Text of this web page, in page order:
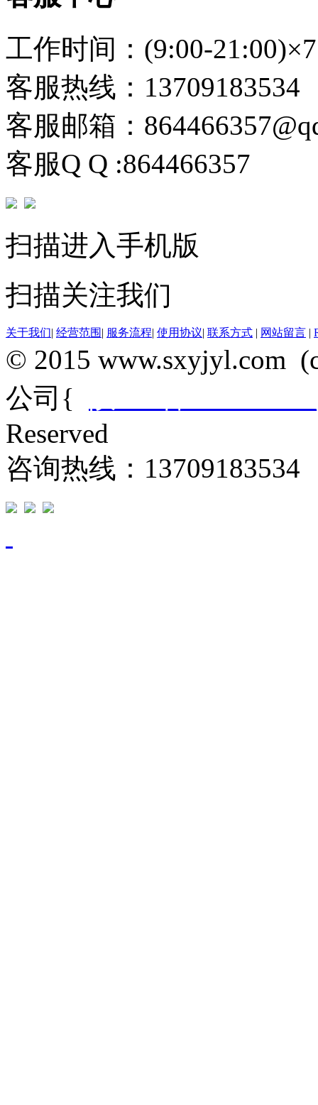
工作时间：(9:00-21:00)×7
客服热线：13709183534
客服邮箱：
客服Q Q :864466357
扫描进入手机版
扫描关注我们
关于我们| 经营范围 | 服务流程| 使用协议| 联系方式 | 网站留言 |
© 2015 www.sxyjyl.com
公司{
Reserved
咨询热线：13709183534